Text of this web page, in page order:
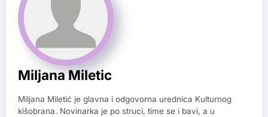
Miljana Miletic
Miljana Miletić je glavna i odgovorna urednica Kulturnog
kišobrana. Novinarka je po struci, time se i bavi, a u